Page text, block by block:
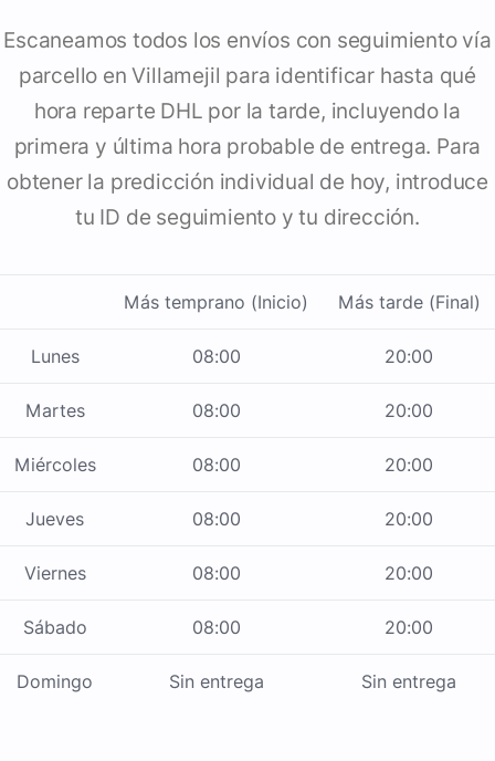
Escaneamos todos los envíos con seguimiento vía
parcello en Villamejil para identificar hasta qué
hora reparte DHL por la tarde, incluyendo la
primera y última hora probable de entrega. Para
obtener la predicción individual de hoy, introduce
tu ID de seguimiento y tu dirección.
Más temprano (Inicio) Más tarde (Final)
Lunes 08:00 20:00
Martes 08:00 20:00
Miércoles 08:00 20:00
Jueves 08:00 20:00
Viernes 08:00 20:00
Sábado 08:00 20:00
Domingo Sin entrega Sin entrega